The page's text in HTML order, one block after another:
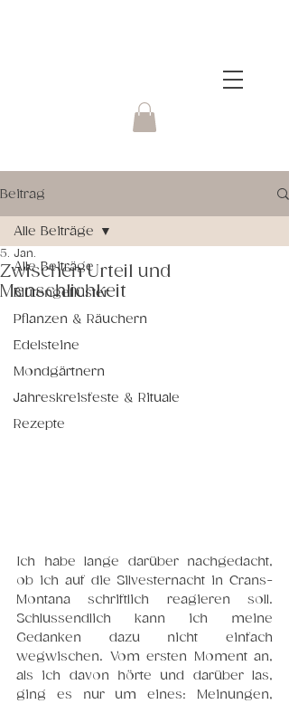
Beitrag
Alle Beiträge
Blütengeflüster
Pflanzen & Räuchern
Edelsteine
Mondgärtnern
Jahreskreisfeste & Rituale
Rezepte
Alle Beiträge
Zwischen Urteil und
Menschlichkeit
5. Jan.
Ich habe lange darüber nachgedacht,
ob ich auf die Silvesternacht in Crans-
Montana schriftlich reagieren soll.
Schlussendlich kann ich meine
Gedanken dazu nicht einfach
wegwischen. Vom ersten Moment an,
als ich davon hörte und darüber las,
ging es nur um eines: Meinungen,